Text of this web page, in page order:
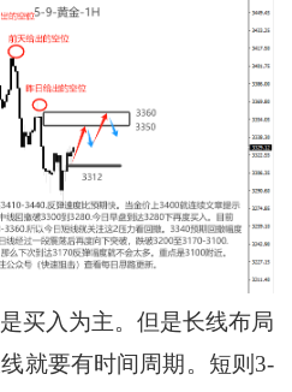
入为主。但是长线布局
就要有时间周期。短则3-